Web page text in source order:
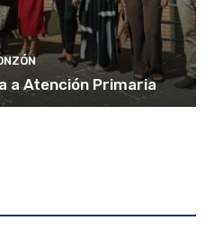
a Atención Primaria